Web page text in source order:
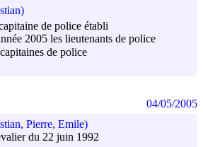
de police établi
2005 les lieutenants de police
de police
Pierre, Emile)
du 22 juin 1992
04/05/2005